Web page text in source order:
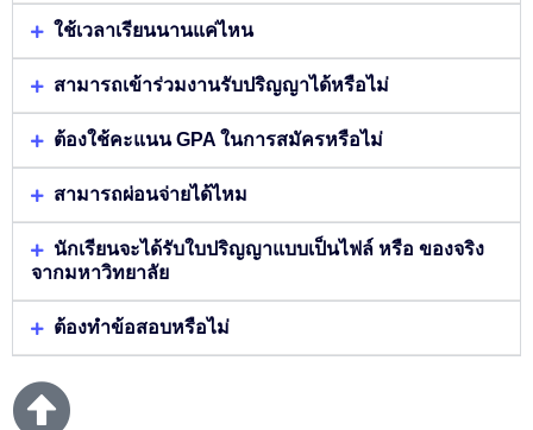
ใช้เวลาเรียนนานแค่ไหน
สามารถเข้าร่วมงานรับปริญญาได้หรือไม่
ต้องใช้คะแนน GPA ในการสมัครหรือไม่
สามารถผ่อนจ่ายได้ไหม
นักเรียนจะได้รับใบปริญญาแบบเป็นไฟล์ หรือ ของจริง
จากมหาวิทยาลัย
ต้องทำข้อสอบหรือไม่